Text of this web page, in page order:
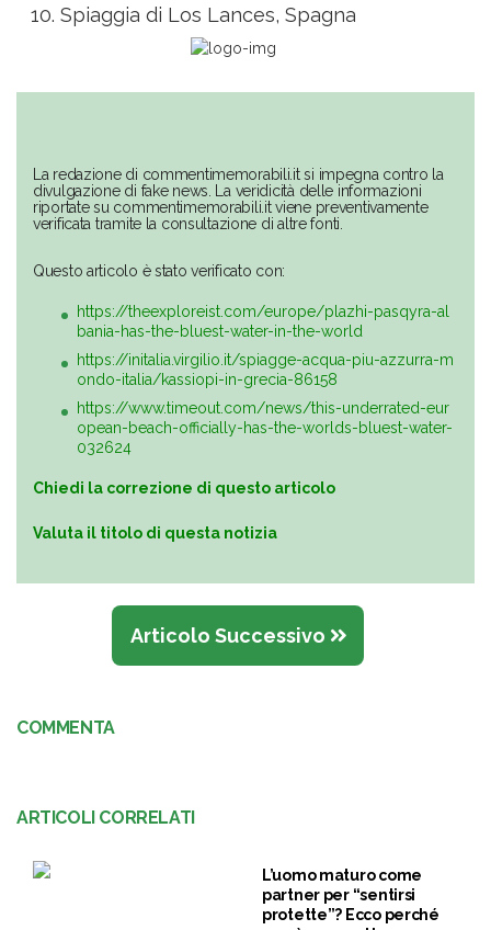
Spiaggia di Los Lances, Spagna
La redazione di commentimemorabili.it si impegna contro la
divulgazione di fake news. La veridicità delle informazioni
riportate su commentimemorabili.it viene preventivamente
verificata tramite la consultazione di altre fonti.
Questo articolo è stato verificato con:
https://theexploreist.com/europe/plazhi-pasqyra-al
bania-has-the-bluest-water-in-the-world
https://initalia.virgilio.it/spiagge-acqua-piu-azzurra-m
ondo-italia/kassiopi-in-grecia-86158
https://www.timeout.com/news/this-underrated-eur
opean-beach-officially-has-the-worlds-bluest-water-
032624
Chiedi la correzione di questo articolo
Valuta il titolo di questa notizia
Articolo Successivo
COMMENTA
ARTICOLI CORRELATI
L’uomo maturo come
partner per “sentirsi
protette”? Ecco perché